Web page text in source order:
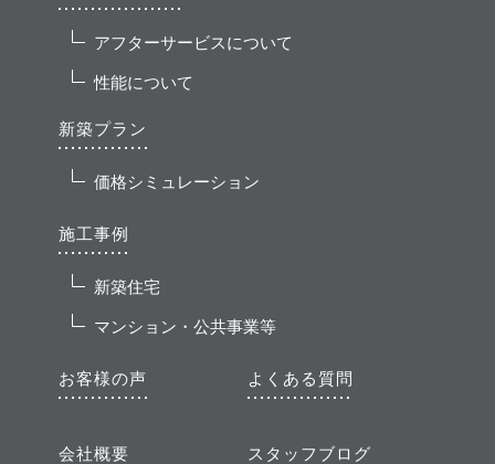
アフターサービスについて
性能について
新築プラン
価格シミュレーション
施工事例
新築住宅
マンション・公共事業等
お客様の声 よくある質問
会社概要 スタッフブログ